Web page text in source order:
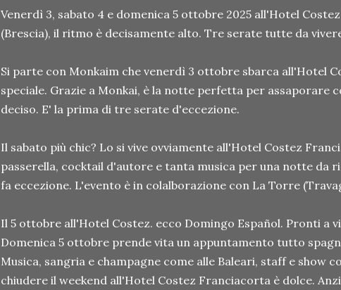
Venerdì 3, sabato 4 e domenica 5 ottobre 2025 all'Hotel
(Brescia), il ritmo è decisamente alto. Tre serate tutte da
Si parte con Monkaim che venerdì 3 ottobre sbarca all'Hotel
speciale. Grazie a Monkai, è la notte perfetta per assaporare
deciso. E' la prima di tre serate d'eccezione.
Il sabato più chic? Lo si vive ovviamente all'Hotel Costez
passerella, cocktail d'autore e tanta musica per una notte da
fa eccezione. L'evento è in colalborazione con La Torre
Il 5 ottobre all'Hotel Costez. ecco Domingo Español. Pronti a
Domenica 5 ottobre prende vita un appuntamento tutto
Musica, sangria e champagne come alle Baleari, staff e show
chiudere il weekend all'Hotel Costez Franciacorta è dolce.